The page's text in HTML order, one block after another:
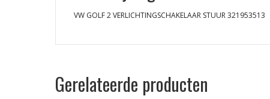
VW GOLF 2 VERLICHTINGSCHAKELAAR STUUR 321953513
Gerelateerde producten